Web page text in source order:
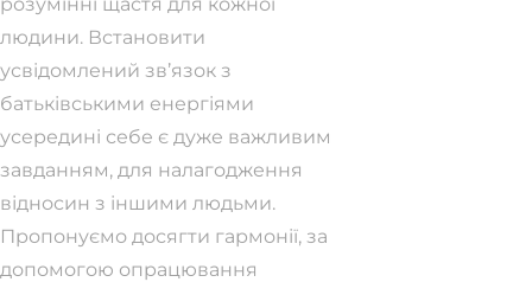
людини. Встановити
усвідомлений зв’язок з
батьківськими енергіями
усередині себе є дуже важливим
завданням, для налагодження
відносин з іншими людьми.
Пропонуємо досягти гармонії, за
допомогою опрацювання